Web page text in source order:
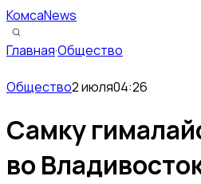
КомсаNews
Главная·Общество
Общество2 июля04:26
Самку
во